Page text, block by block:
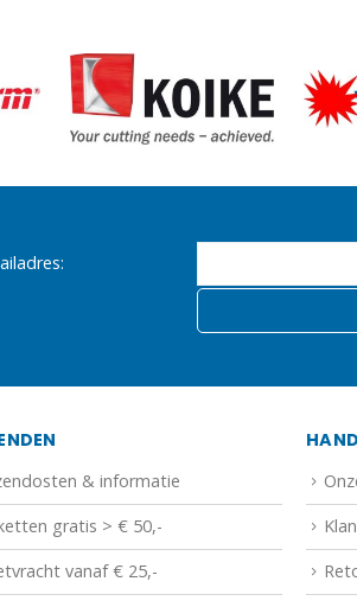
& informatie
gratis > € 50,-
vanaf € 25,-